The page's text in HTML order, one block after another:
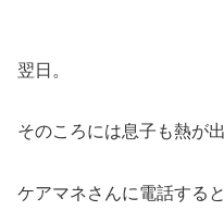
翌日。
そのころには息子も熱が
ケアマネさんに電話する